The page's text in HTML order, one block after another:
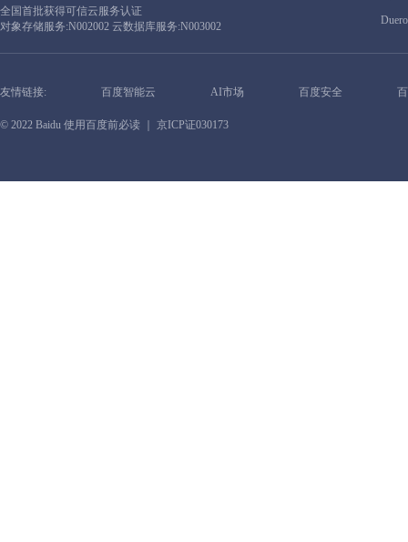
全国首批获得可信云服务认证
对象存储服务:N002002 云数据库服务:N003002
友情链接: 百度智能云 AI市场 百度安全
© 2022 Baidu 使用百度前必读 ｜ 京ICP证030173